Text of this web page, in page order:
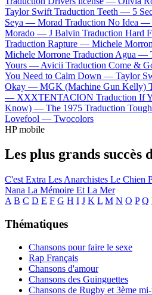
Taylor Swift Traduction Teeth — 5
Seya — Morad Traduction No Idea —
Morado — J Balvin Traduction Hard
Traduction Rapture — Michele
Michele Morrone Traduction Agua —
Yours — Avicii Traduction Come &
You Need to Calm Down — Taylor
Okay — MGK (Machine Gun Kelly)
— XXXTENTACION Traduction If
Know) — The 1975 Traduction
Lovefool — Twocolors
HP mobile
Les plus grands succès
C'est Extra Les Anarchistes Le Chien
Nana La Mémoire Et La Mer
A B C D E F G H I J K L M N O P Q
Thématiques
Chansons pour faire le sexe
Rap Français
Chansons d'amour
Chansons des Guinguettes
Chansons de Rugby et 3ème